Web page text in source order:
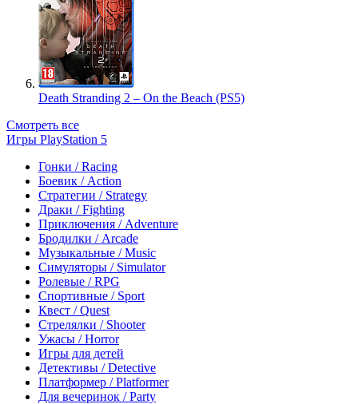
Death Stranding 2 – On the Beach (PS5)
Смотреть все
Игры PlayStation 5
Гонки / Racing
Боевик / Action
Стратегии / Strategy
Драки / Fighting
Приключения / Adventure
Бродилки / Arcade
Музыкальные / Music
Симуляторы / Simulator
Ролевые / RPG
Спортивные / Sport
Квест / Quest
Стрелялки / Shooter
Ужасы / Horror
Игры для детей
Детективы / Detective
Платформер / Platformer
Для вечеринок / Party